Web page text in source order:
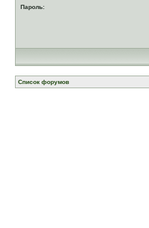
Пароль:
Список форумов